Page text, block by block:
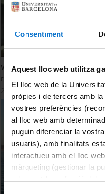
Consentiment
Aquest lloc web utilitza
El lloc web de la
pròpies i de tercers amb
vostres preferències
al lloc web amb
puguin diferenciar la
usuaris), amb finalitats
interactueu amb el lloc
màrqueting (gestionar la
WMMC 2019: Together for
marine mammals
2 Marzo, 2020